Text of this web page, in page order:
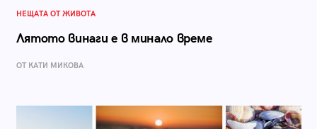
НЕЩАТА ОТ ЖИВОТА
Лятото винаги е в минало време
ОТ КАТИ МИКОВА